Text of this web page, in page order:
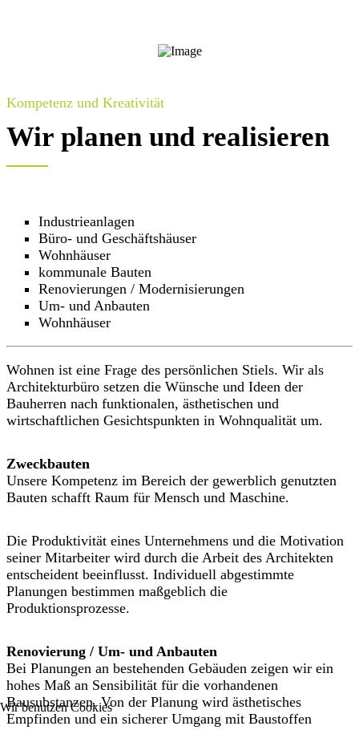
Kompetenz und Kreativität
Wir planen und realisieren
Industrieanlagen
Büro- und Geschäftshäuser
Wohnhäuser
kommunale Bauten
Renovierungen / Modernisierungen
Um- und Anbauten
Wohnhäuser
Wohnen ist eine Frage des persönlichen Stiels. Wir als
Architekturbüro setzen die Wünsche und Ideen der
Bauherren nach funktionalen, ästhetischen und
wirtschaftlichen Gesichtspunkten in Wohnqualität um.
Zweckbauten
Unsere Kompetenz im Bereich der gewerblich genutzten
Bauten schafft Raum für Mensch und Maschine.
Die Produktivität eines Unternehmens und die Motivation
seiner Mitarbeiter wird durch die Arbeit des Architekten
entscheident beeinflusst. Individuell abgestimmte
Planungen bestimmen maßgeblich die
Produktionsprozesse.
Renovierung / Um- und Anbauten
Bei Planungen an bestehenden Gebäuden zeigen wir ein
hohes Maß an Sensibilität für die vorhandenen
Bausubstanzen. Von der Planung wird ästhetisches
Empfinden und ein sicherer Umgang mit Baustoffen
Wir benutzen Cookies